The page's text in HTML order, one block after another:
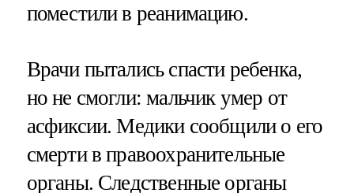
поместили в реанимацию.
Врачи пытались спасти ребенка,
но не смогли: мальчик умер от
асфиксии. Медики сообщили о его
смерти в правоохранительные
органы. Следственные органы